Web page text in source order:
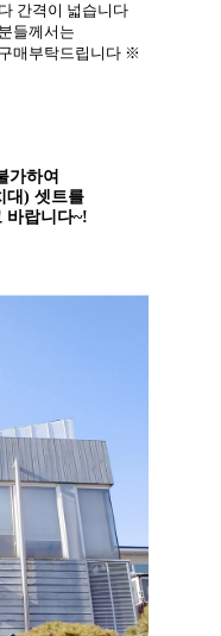
간격이 넓습니다
들께서는
매부탁드립니다 ※
가하여
대) 셋트를
바랍니다~!